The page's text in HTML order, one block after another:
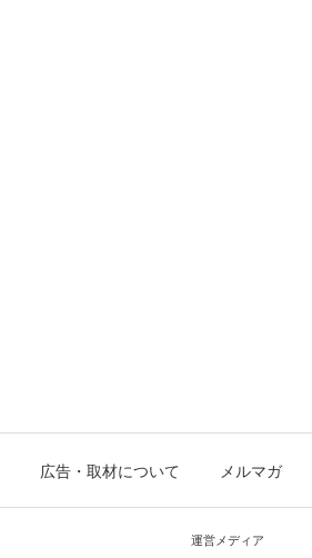
広告・取材について メルマガ
運営メディア